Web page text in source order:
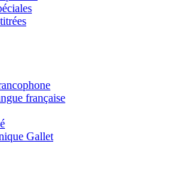
française
Gallet